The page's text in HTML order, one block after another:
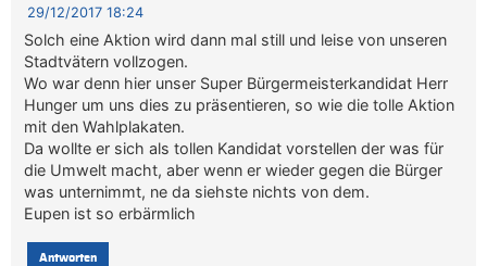
29/12/2017 18:24
Solch eine Aktion wird dann mal still und leise von unseren
Stadtvätern vollzogen.
Wo war denn hier unser Super Bürgermeisterkandidat Herr
Hunger um uns dies zu präsentieren, so wie die tolle Aktion
mit den Wahlplakaten.
Da wollte er sich als tollen Kandidat vorstellen der was für
die Umwelt macht, aber wenn er wieder gegen die Bürger
was unternimmt, ne da siehste nichts von dem.
Eupen ist so erbärmlich
Antworten